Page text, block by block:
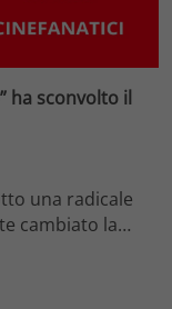
ha sconvolto il
una radicale
cambiato la…